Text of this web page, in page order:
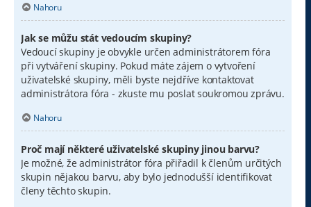
Nahoru
Jak se můžu stát vedoucím skupiny?
Vedoucí skupiny je obvykle určen administrátorem fóra
při vytváření skupiny. Pokud máte zájem o vytvoření
uživatelské skupiny, měli byste nejdříve kontaktovat
administrátora fóra - zkuste mu poslat soukromou zprávu.
Nahoru
Proč mají některé uživatelské skupiny jinou barvu?
Je možné, že administrátor fóra přiřadil k členům určitých
skupin nějakou barvu, aby bylo jednodušší identifikovat
členy těchto skupin.